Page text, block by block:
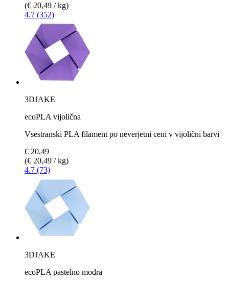
(€ 20,49 / kg)
4.7 (352)
3DJAKE
ecoPLA vijolična
Vsestranski PLA filament po neverjetni ceni v vijolični barvi
€ 20,49
(€ 20,49 / kg)
4.7 (73)
3DJAKE
ecoPLA pastelno modra